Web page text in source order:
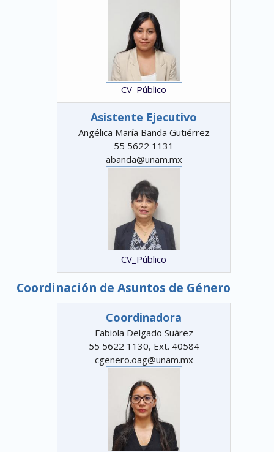
CV_Público
Asistente Ejecutivo
Angélica María Banda Gutiérrez
55 5622 1131
abanda@unam.mx
CV_Público
Coordinación de Asuntos de Género
Coordinadora
Fabiola Delgado Suárez
55 5622 1130, Ext. 40584
cgenero.oag@unam.mx